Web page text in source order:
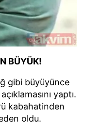
BÜYÜK!
gibi büyüyünce
yaptı.
kabahatinden
oldu.